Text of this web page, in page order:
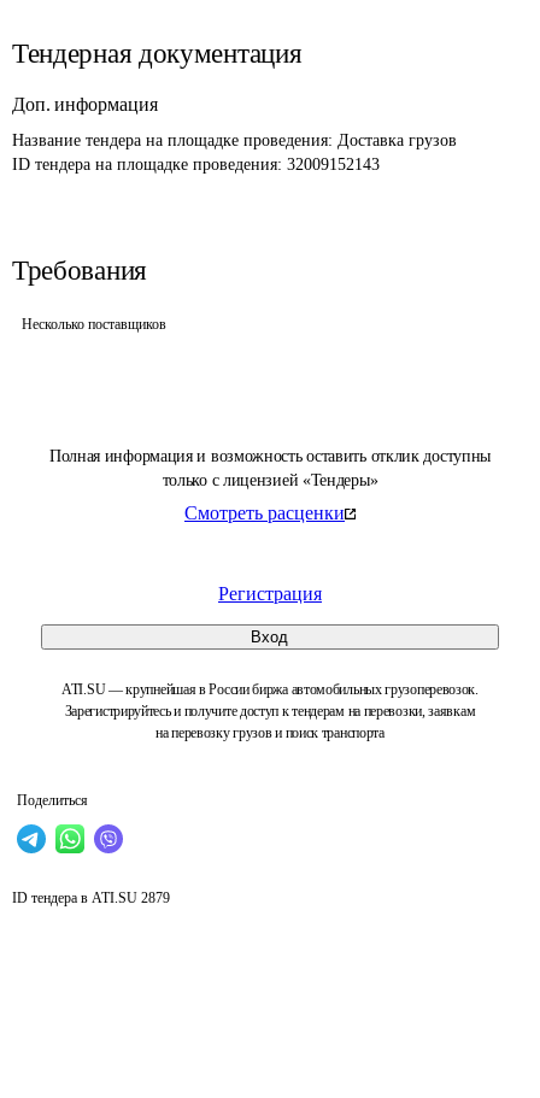
Полная информация и возможность оставить отклик доступны
только с лицензией «Тендеры»
Смотреть расценки
Регистрация
Вход
ATI.SU — крупнейшая в России биржа автомобильных грузоперевозок.
Зарегистрируйтесь и получите доступ к тендерам на перевозки, заявкам
на перевозку грузов и поиск транспорта
Поделиться
Тендерная документация
Доп. информация
Название тендера на площадке проведения: Доставка грузов
ID тендера на площадке проведения: 32009152143
Требования
Несколько поставщиков
ID тендера в ATI.SU 2879